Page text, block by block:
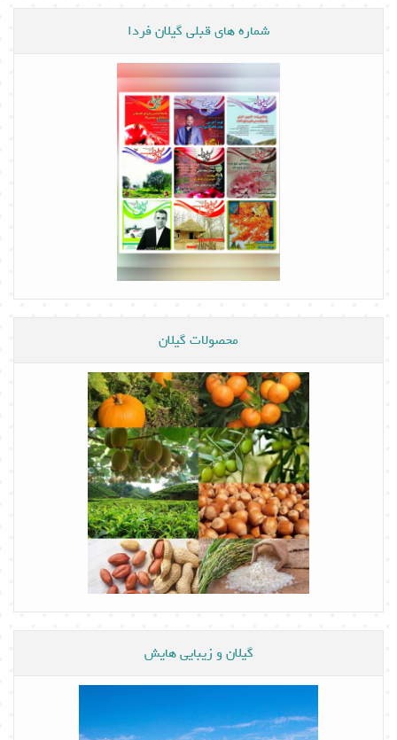
شماره های قبلی گیلان فردا
محصولات گیلان
گیلان و زیبایی هایش